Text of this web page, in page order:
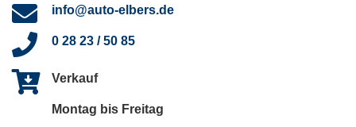
info@auto-elbers.de
0 28 23 / 50 85
Verkauf
Montag bis Freitag